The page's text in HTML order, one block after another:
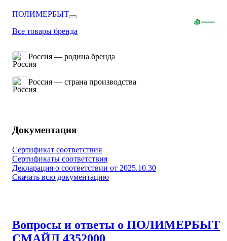
ПОЛИМЕРБЫТ
Все товары бренда
Россия — родина бренда
Россия — страна производства
Документация
Сертификат соответствия
Сертификаты соответствия
Декларация о соответствии от 2025.10.30
Скачать всю документацию
Вопросы и ответы о ПОЛИМЕРБЫТ
СМАЙЛ 4352000